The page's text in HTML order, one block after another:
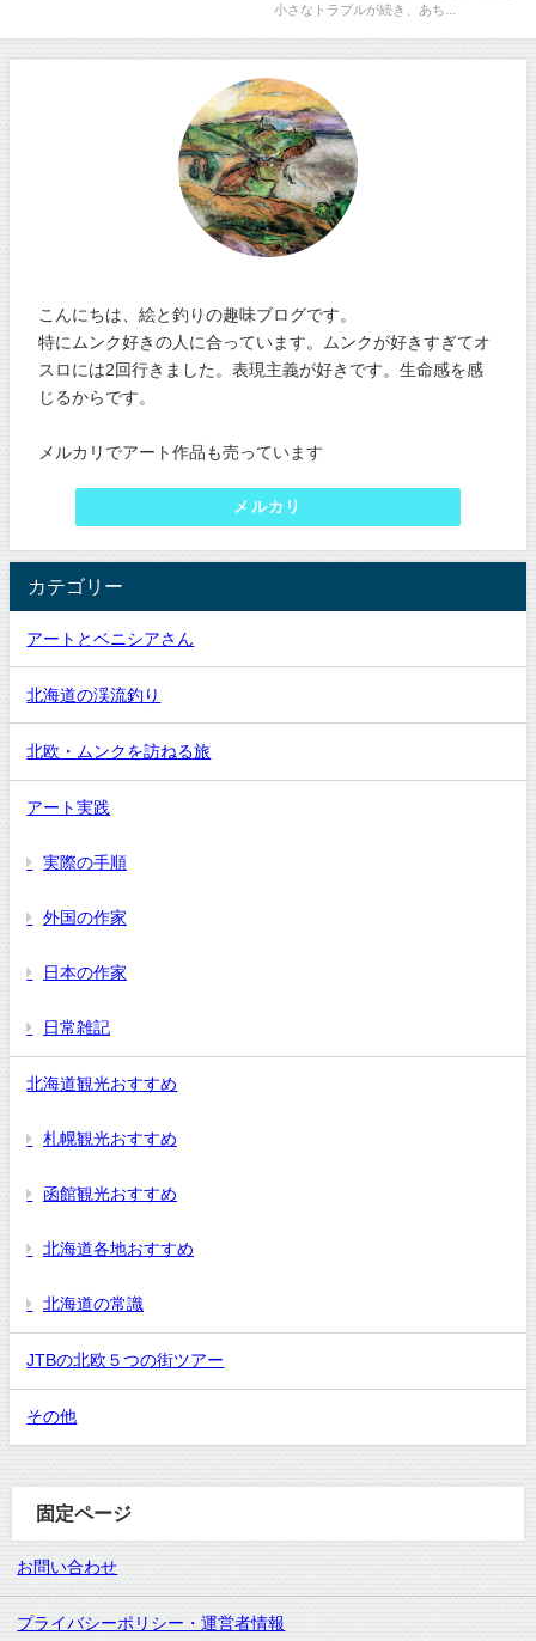
小さなトラブルが続き、あち...
こんにちは、絵と釣りの趣味ブログです。
特にムンク好きの人に合っています。ムンクが好きすぎてオ
スロには2回行きました。表現主義が好きです。生命感を感
じるからです。
メルカリでアート作品も売っています
メルカリ
カテゴリー
アートとベニシアさん
北海道の渓流釣り
北欧・ムンクを訪ねる旅
アート実践
実際の手順
外国の作家
日本の作家
日常雑記
北海道観光おすすめ
札幌観光おすすめ
函館観光おすすめ
北海道各地おすすめ
北海道の常識
JTBの北欧５つの街ツアー
その他
固定ページ
お問い合わせ
プライバシーポリシー・運営者情報